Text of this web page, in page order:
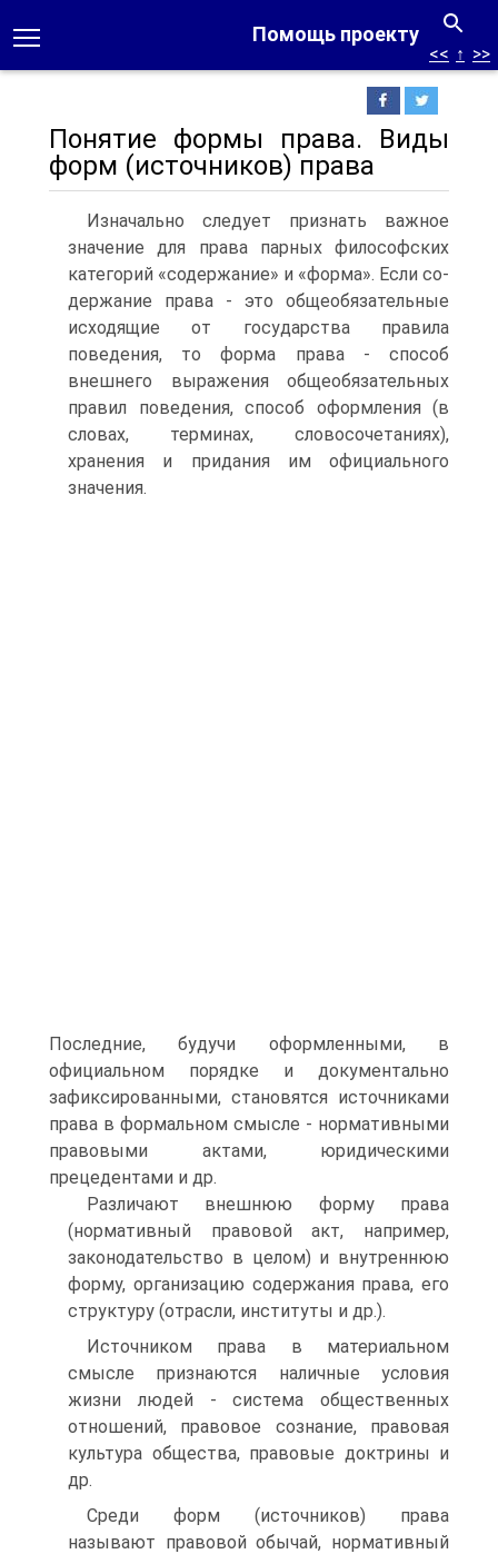
Помощь проекту
<< ↑ >>
Понятие формы права. Виды
форм (источников) права
Изначально следует признать важное
значение для права парных философских
категорий «содержание» и «форма». Если со­
держание права - это общеобязательные
исходящие от государства правила
поведения, то форма права - способ
внешнего выражения общеобязательных
правил поведения, способ оформления (в
сло­вах, терминах, словосочетаниях),
хранения и придания им офици­ального
значения.
Последние, будучи оформленными, в
официаль­ном порядке и документально
зафиксированными, становятся ис­точниками
права в формальном смысле - нормативными
правовы­ми актами, юридическими
прецедентами и др.
Различают внешнюю форму права
(нормативный правовой акт, например,
законодательство в целом) и внутреннюю
форму, организацию содержания права, его
структуру (отрасли, институты и др.).
Источником права в материальном
смысле признаются на­личные условия
жизни людей - система общественных
отношений, правовое сознание, правовая
культура общества, правовые доктри­ны и
др.
Среди форм (источников) права
называют правовой обычай, нормативный